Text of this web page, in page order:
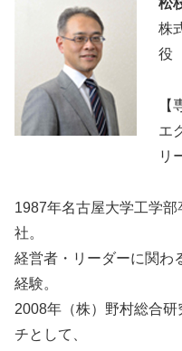
松
株
役
【
エ
リ
1987年名古屋大学工学
社。
経営者・リーダーに関わ
経験。
2008年（株）野村総合
チとして、